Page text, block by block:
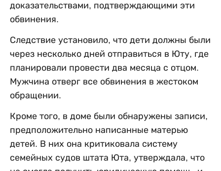
доказательствами, подтверждающими эти
обвинения.
Следствие установило, что дети должны были
через несколько дней отправиться в Юту, где
планировали провести два месяца с отцом.
Мужчина отверг все обвинения в жестоком
обращении.
Кроме того, в доме были обнаружены записи,
предположительно написанные матерью
детей. В них она критиковала систему
семейных судов штата Юта, утверждала, что